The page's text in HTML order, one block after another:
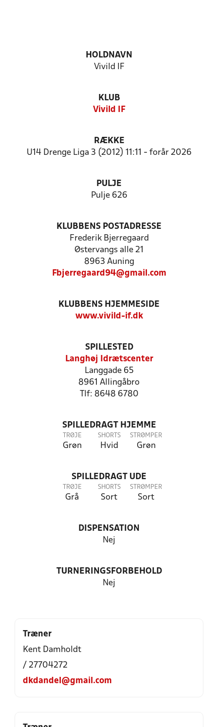
HOLDNAVN
Vivild IF
KLUB
Vivild IF
RÆKKE
U14 Drenge Liga 3 (2012) 11:11 - forår 2026
PULJE
Pulje 626
KLUBBENS POSTADRESSE
Frederik Bjerregaard
Østervangs alle 21
8963 Auning
Fbjerregaard94@gmail.com
KLUBBENS HJEMMESIDE
www.vivild-if.dk
SPILLESTED
Langhøj Idrætscenter
Langgade 65
8961 Allingåbro
Tlf: 8648 6780
SPILLEDRAGT HJEMME
TRØJE
Grøn
SHORTS
Hvid
STRØMPER
Grøn
SPILLEDRAGT UDE
TRØJE
Grå
SHORTS
Sort
STRØMPER
Sort
DISPENSATION
Nej
TURNERINGSFORBEHOLD
Nej
Træner
Kent Damholdt
/ 27704272
dkdandel@gmail.com